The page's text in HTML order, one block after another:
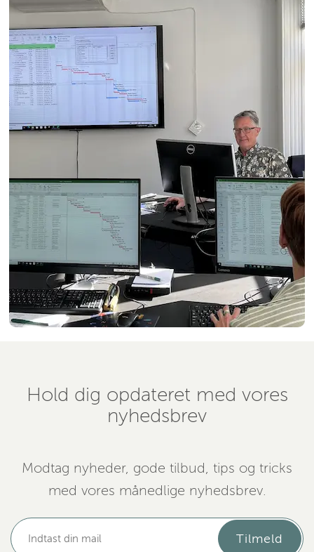
Hold dig opdateret med vores
nyhedsbrev
Modtag nyheder, gode tilbud, tips og tricks
med vores månedlige nyhedsbrev.
Tilmeld